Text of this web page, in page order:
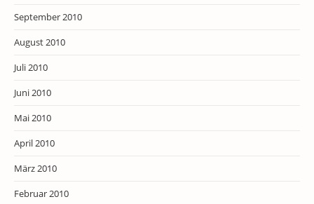
September 2010
August 2010
Juli 2010
Juni 2010
Mai 2010
April 2010
März 2010
Februar 2010